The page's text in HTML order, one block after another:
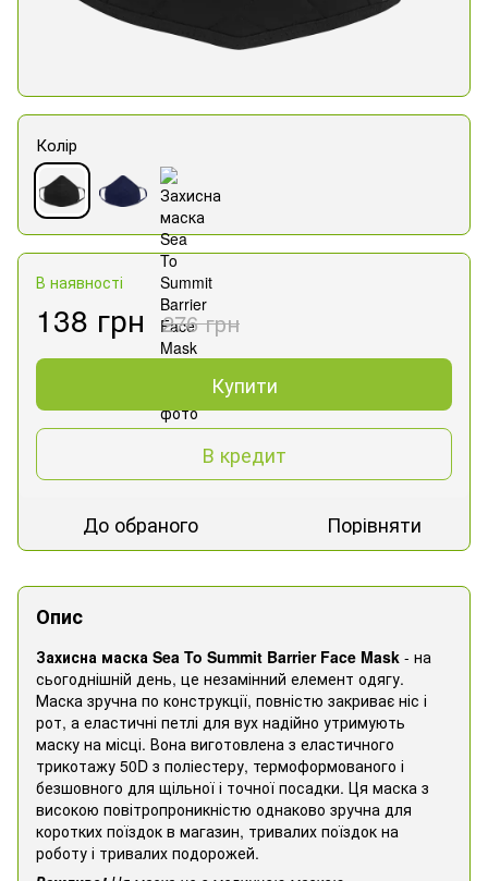
Колір
В наявності
138 грн 276 грн
Купити
В кредит
До обраного Порівняти
Опис
Захисна маска Sea To Summit Barrier Face Mask - на
сьогоднішній день, це незамінний елемент одягу.
Маска зручна по конструкції, повністю закриває ніс і
рот, а еластичні петлі для вух надійно утримують
маску на місці. Вона виготовлена з еластичного
трикотажу 50D з поліестеру, термоформованого і
безшовного для щільної і точної посадки. Ця маска з
високою повітропроникністю однаково зручна для
коротких поїздок в магазин, тривалих поїздок на
роботу і тривалих подорожей.